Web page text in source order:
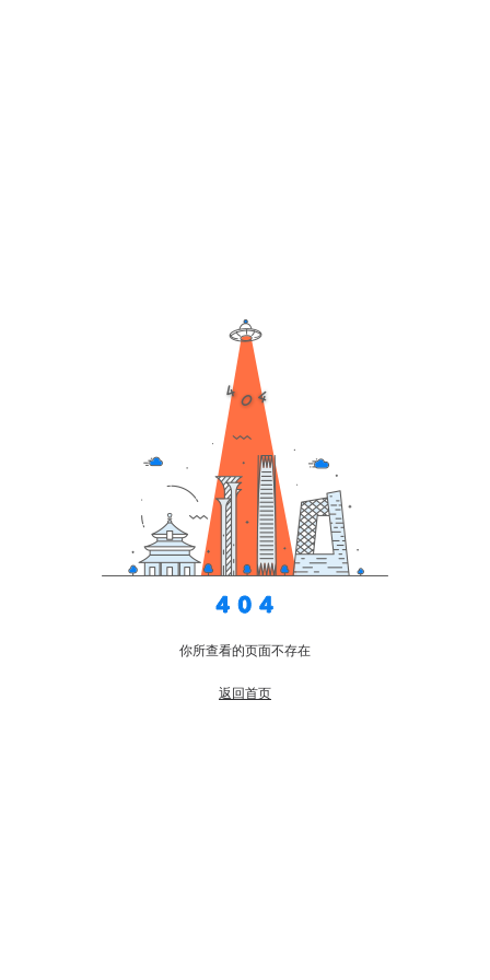
你所查看的页面不存在
返回首页